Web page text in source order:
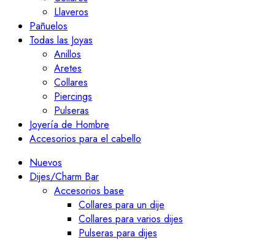
Llaveros
Pañuelos
Todas las Joyas
Anillos
Aretes
Collares
Piercings
Pulseras
Joyería de Hombre
Accesorios para el cabello
Nuevos
Dijes/Charm Bar
Accesorios base
Collares para un dije
Collares para varios dijes
Pulseras para dijes